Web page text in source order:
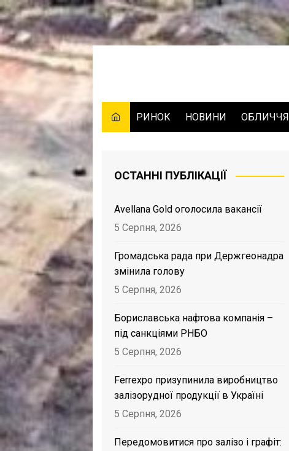
Skip
to
РИНОК НОВИНИ ОБЛИЧЧЯ
ОСТАННІ ПУБЛІКАЦІЇ
Avellana Gold оголосила вакансії
5 Серпня, 2026
Громадська рада при Держгеонадра
змінила голову
5 Серпня, 2026
Бориславська нафтова компанія –
під санкціями РНБО
5 Серпня, 2026
Ferrexpo призупинила виробництво
залізорудної продукції в Україні
5 Серпня, 2026
Передомовитися про залізо і графіт: